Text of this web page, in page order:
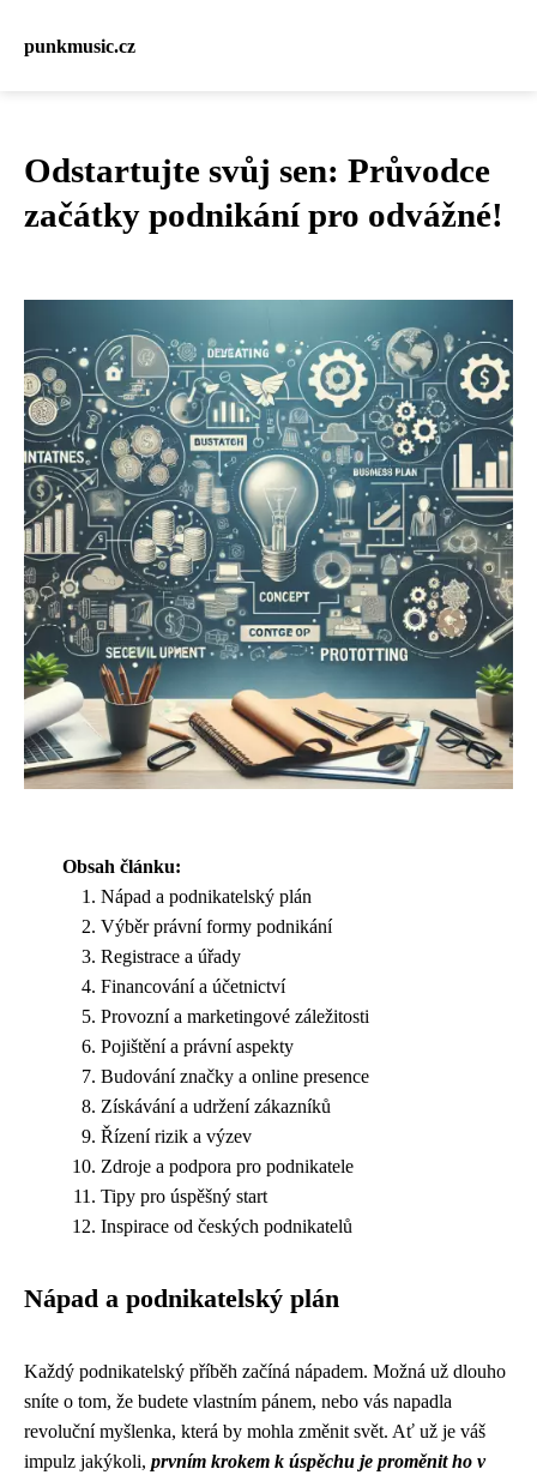
punkmusic.cz
Odstartujte svůj sen: Průvodce
začátky podnikání pro odvážné!
Obsah článku:
Nápad a podnikatelský plán
Výběr právní formy podnikání
Registrace a úřady
Financování a účetnictví
Provozní a marketingové záležitosti
Pojištění a právní aspekty
Budování značky a online presence
Získávání a udržení zákazníků
Řízení rizik a výzev
Zdroje a podpora pro podnikatele
Tipy pro úspěšný start
Inspirace od českých podnikatelů
Nápad a podnikatelský plán
Každý podnikatelský příběh začíná nápadem. Možná už dlouho
sníte o tom, že budete vlastním pánem, nebo vás napadla
revoluční myšlenka, která by mohla změnit svět. Ať už je váš
impulz jakýkoli, prvním krokem k úspěchu je proměnit ho v